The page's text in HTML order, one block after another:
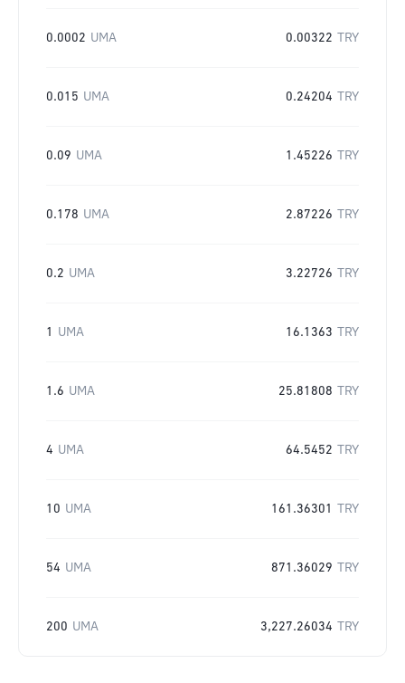
0.0002 UMA 0.00322 TRY
0.015 UMA 0.24204 TRY
0.09 UMA 1.45226 TRY
0.178 UMA 2.87226 TRY
0.2 UMA 3.22726 TRY
1 UMA 16.1363 TRY
1.6 UMA 25.81808 TRY
4 UMA 64.5452 TRY
10 UMA 161.36301 TRY
54 UMA 871.36029 TRY
200 UMA 3,227.26034 TRY